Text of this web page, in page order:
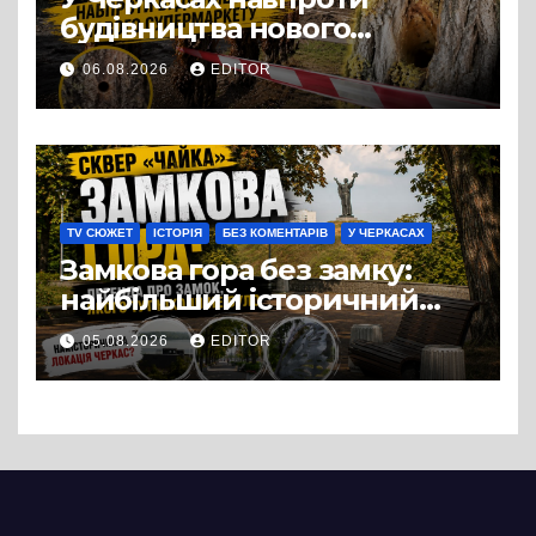
будівництва нового
супермаркету VARUS на
проспекті Перемоги всохли
дерева. І це навряд чи
можна назвати
випадковістю
06.08.2026 EDITOR
TV СЮЖЕТ ІСТОРІЯ БЕЗ КОМЕНТАРІВ У ЧЕРКАСАХ
Замкова гора без замку:
найбільший історичний
міф Черкас
05.08.2026 EDITOR